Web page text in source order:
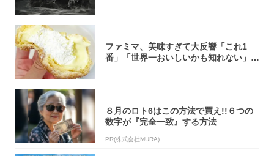
ファミマ、美味すぎて大反響「これ1
番」「世界一おいしいかも知れない」
８月のロト6はこの方法で買え!!６つの
数字が『完全一致』する方法
PR(株式会社MURA)